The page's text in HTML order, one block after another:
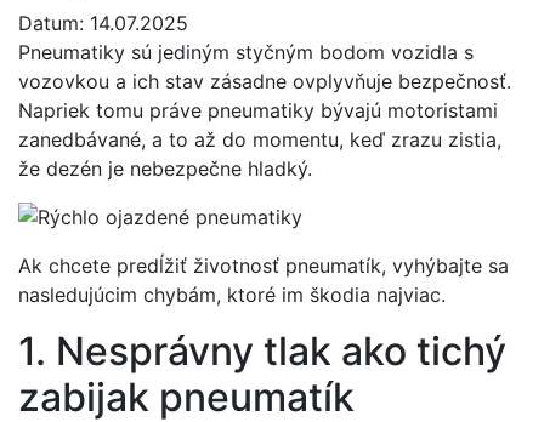
Datum: 14.07.2025
Pneumatiky sú jediným styčným bodom vozidla s
vozovkou a ich stav zásadne ovplyvňuje bezpečnosť.
Napriek tomu práve pneumatiky bývajú motoristami
zanedbávané, a to až do momentu, keď zrazu zistia,
že dezén je nebezpečne hladký.
Ak chcete predĺžiť životnosť pneumatík, vyhýbajte sa
nasledujúcim chybám, ktoré im škodia najviac.
1. Nesprávny tlak ako tichý
zabijak pneumatík